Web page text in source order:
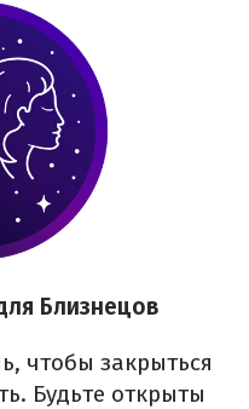
Близнецов
чтобы закрыться
Будьте открыты